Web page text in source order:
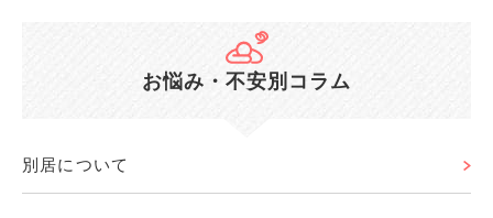
お悩み・不安別コラム
別居について